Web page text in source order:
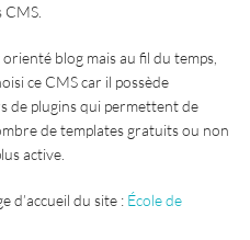
CMS.
blog mais au fil du temps,
ce CMS car il possède
de plugins qui permettent de
de templates gratuits ou non
active.
d’accueil du site : École de